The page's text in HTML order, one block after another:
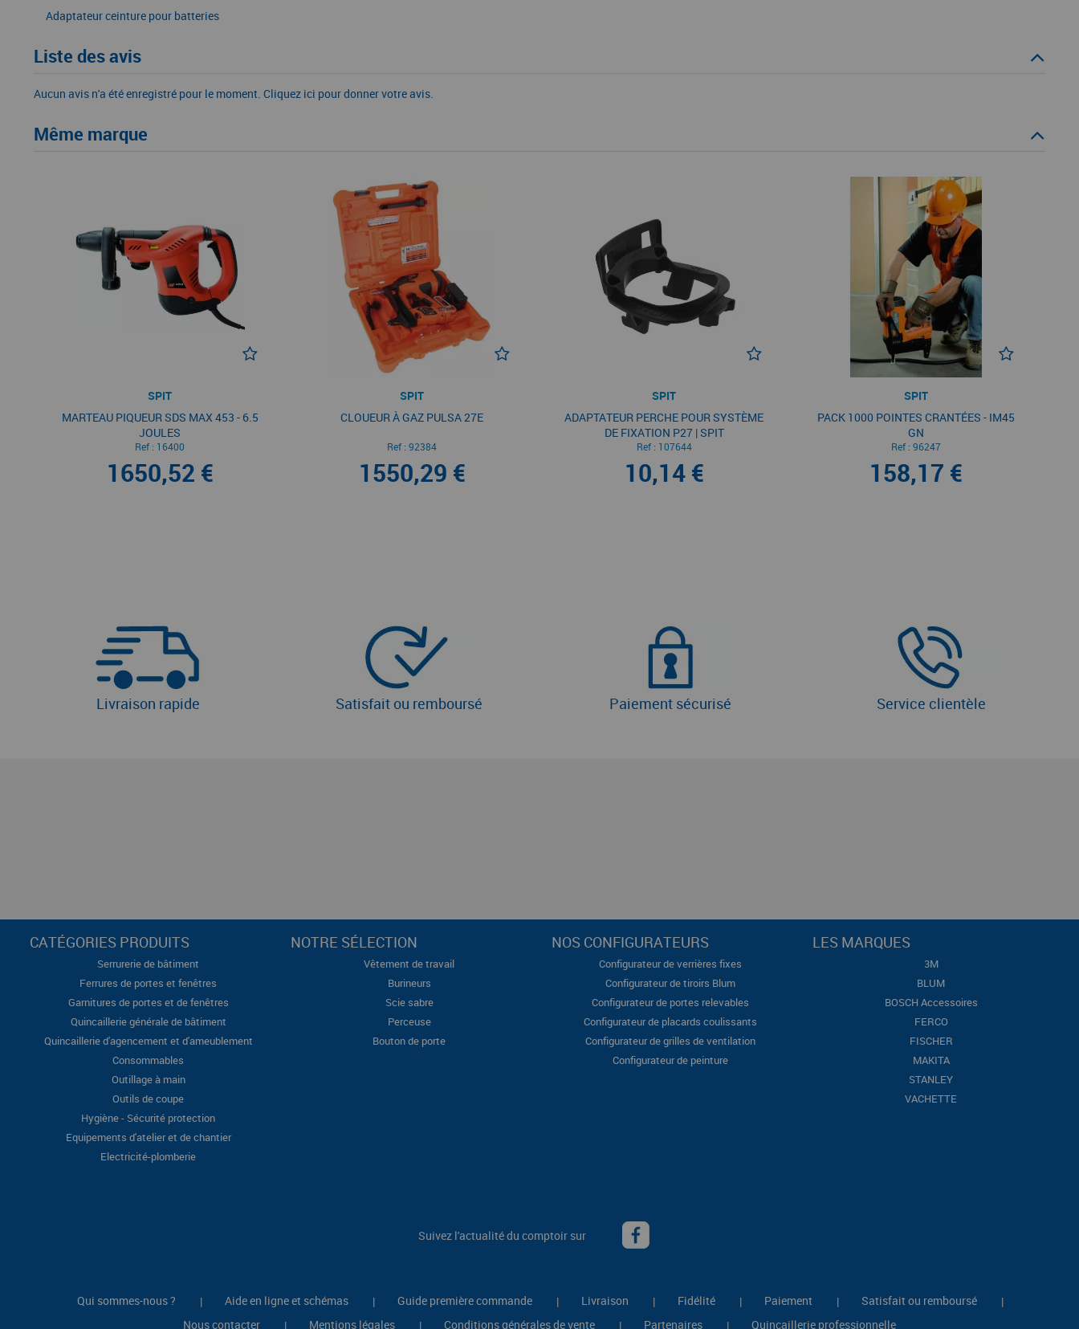
Adaptateur ceinture pour batteries
Liste des avis
Aucun avis n'a été enregistré pour le moment. Cliquez ici pour donner votre avis.
Même marque
SPIT
MARTEAU PIQUEUR SDS MAX 453 - 6.5
JOULES
Ref : 16400
1650,52 €
SPIT
CLOUEUR À GAZ PULSA 27E
Ref : 92384
1550,29 €
SPIT
ADAPTATEUR PERCHE POUR SYSTÈME
DE FIXATION P27 | SPIT
Ref : 107644
10,14 €
SPIT
PACK 1000 POINTES CRANTÉES - IM45
GN
Ref : 96247
158,17 €
Livraison rapide Satisfait ou remboursé Paiement sécurisé Service clientèle
CATÉGORIES PRODUITS
Serrurerie de bâtiment
Ferrures de portes et fenêtres
Garnitures de portes et de fenêtres
Quincaillerie générale de bâtiment
Quincaillerie d'agencement et d'ameublement
Consommables
Outillage à main
Outils de coupe
Hygiène - Sécurité protection
Equipements d'atelier et de chantier
Electricité-plomberie
NOTRE SÉLECTION
Vêtement de travail
Burineurs
Scie sabre
Perceuse
Bouton de porte
NOS CONFIGURATEURS
Configurateur de verrières fixes
Configurateur de tiroirs Blum
Configurateur de portes relevables
Configurateur de placards coulissants
Configurateur de grilles de ventilation
Configurateur de peinture
LES MARQUES
3M
BLUM
BOSCH Accessoires
FERCO
FISCHER
MAKITA
STANLEY
VACHETTE
Suivez l'actualité du comptoir sur
Qui sommes-nous ? | Aide en ligne et schémas | Guide première commande | Livraison | Fidélité | Paiement | Satisfait ou remboursé
|
Nous contacter
| Mentions légales | Conditions générales de vente | Partenaires | Quincaillerie professionnelle